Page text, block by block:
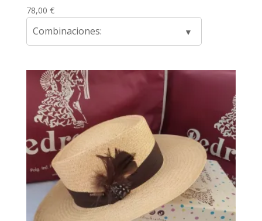
78,00 €
Combinaciones: